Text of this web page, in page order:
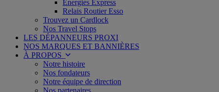
Énergies Express
Relais Routier Esso
Trouvez un Cardlock
Nos Travel Stops
LES DÉPANNEURS PROXI
NOS MARQUES ET BANNIÈRES
À PROPOS
Notre histoire
Nos fondateurs
Notre équipe de direction
Nos partenaires